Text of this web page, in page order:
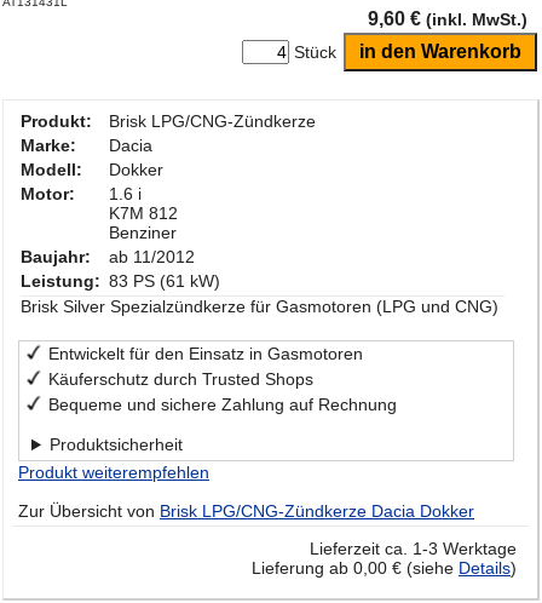
9,60 € (inkl. MwSt.)
Stück
Produkt:
Brisk LPG/CNG-Zündkerze
Marke:
Dacia
Modell:
Dokker
Motor:
1.6 i
K7M 812
Benziner
Baujahr:
ab 11/2012
Leistung: 83 PS (61 kW)
Brisk Silver Spezialzündkerze für Gasmotoren (LPG und CNG)
Entwickelt für den Einsatz in Gasmotoren
Käuferschutz durch Trusted Shops
Bequeme und sichere Zahlung auf Rechnung
Produktsicherheit
Produkt weiterempfehlen
Zur Übersicht von Brisk LPG/CNG-Zündkerze Dacia Dokker
Lieferzeit ca. 1-3 Werktage
Lieferung ab 0,00 € (siehe Details)